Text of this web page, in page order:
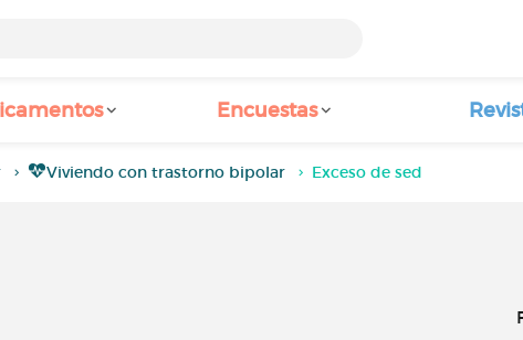
Encuestas
Viviendo con trastorno bipolar Exceso de sed